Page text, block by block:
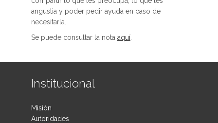
angustia y poder pedir ayuda en caso de
necesitarla.
Se puede consultar la nota aquí
Institucional
Misión
Autoridades